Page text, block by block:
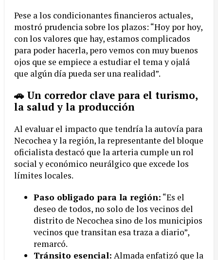
Pese a los condicionantes financieros actuales,
mostró prudencia sobre los plazos: “Hoy por hoy,
con los valores que hay, estamos complicados
para poder hacerla, pero vemos con muy buenos
ojos que se empiece a estudiar el tema y ojalá
que algún día pueda ser una realidad”.
🚗 Un corredor clave para el turismo,
la salud y la producción
Al evaluar el impacto que tendría la autovía para
Necochea y la región, la representante del bloque
oficialista destacó que la arteria cumple un rol
social y económico neurálgico que excede los
límites locales.
Paso obligado para la región: “Es el
deseo de todos, no solo de los vecinos del
distrito de Necochea sino de los municipios
vecinos que transitan esa traza a diario”,
remarcó.
Tránsito esencial: Almada enfatizó que la